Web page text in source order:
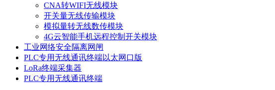
CNA转WIFI无线模块
开关量无线传输模块
模拟量转无线数传模块
4G云智能手机远程控制开关模块
工业网络安全隔离网闸
PLC专用无线通讯终端以太网口版
LoRa终端采集器
PLC专用无线通讯终端